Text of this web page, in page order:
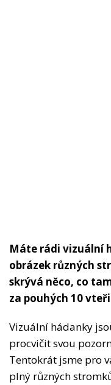
Máte rádi vizuální
obrázek různých
skrývá něco, co
za pouhých 10
Vizuální hádanky
procvičit svou
Tentokrát jsme pro
plný různých